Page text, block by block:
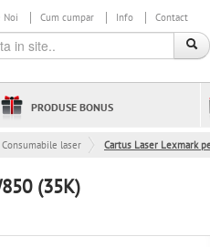
Noi Cum cumpar Info Contact
PRODUSE BONUS
Consumabile laser Cartus Laser Lexmark
(35K)